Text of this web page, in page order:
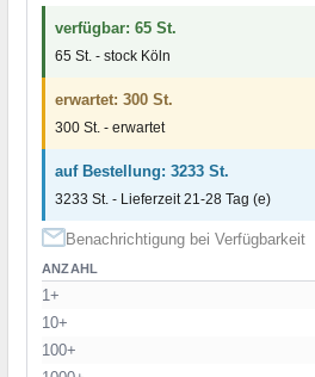
verfügbar: 65 St.
65 St. - stock Köln
erwartet: 300 St.
300 St. - erwartet
auf Bestellung: 3233 St.
3233 St. - Lieferzeit 21-28 Tag (e)
Benachrichtigung bei Verfügbarkeit
ANZAHL
1+
10+
100+